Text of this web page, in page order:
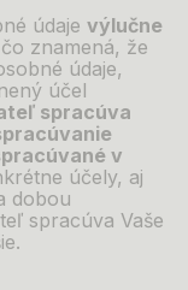
údaje výlučne
čo znamená, že
údaje,
účel
spracúva
v
účely, aj
dobou
spracúva Vaše